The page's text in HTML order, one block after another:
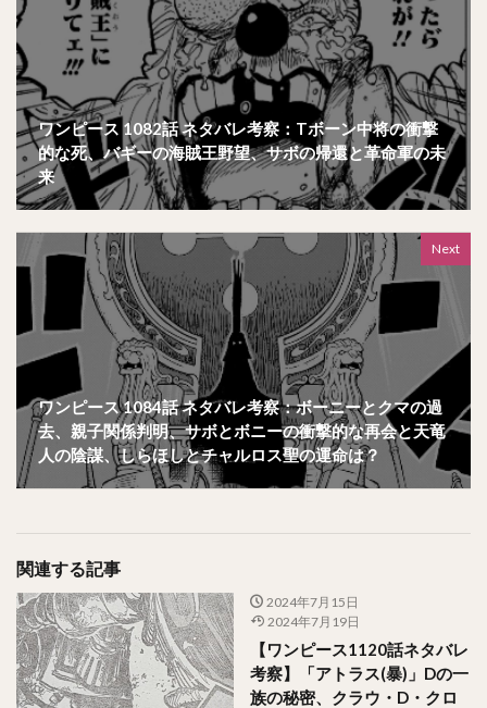
ワンピース 1082話 ネタバレ考察：Tボーン中将の衝撃
的な死、バギーの海賊王野望、サボの帰還と革命軍の未
来
Next
ワンピース 1084話 ネタバレ考察：ボーニーとクマの過
去、親子関係判明、サボとボニーの衝撃的な再会と天竜
人の陰謀、しらほしとチャルロス聖の運命は？
関連する記事
2024年7月15日
2024年7月19日
【ワンピース1120話ネタバレ
考察】「アトラス(暴)」Dの一
族の秘密、クラウ・D・クロ